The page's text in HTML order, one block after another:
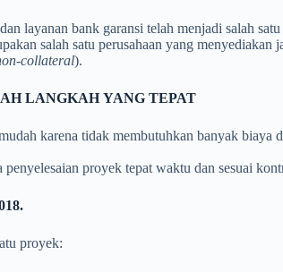
layanan bank garansi telah menjadi salah
salah satu perusahaan yang
collateral).
LANGKAH YANG TEPAT
karena tidak membutuhkan banyak
proyek tepat waktu dan sesuai
proyek: